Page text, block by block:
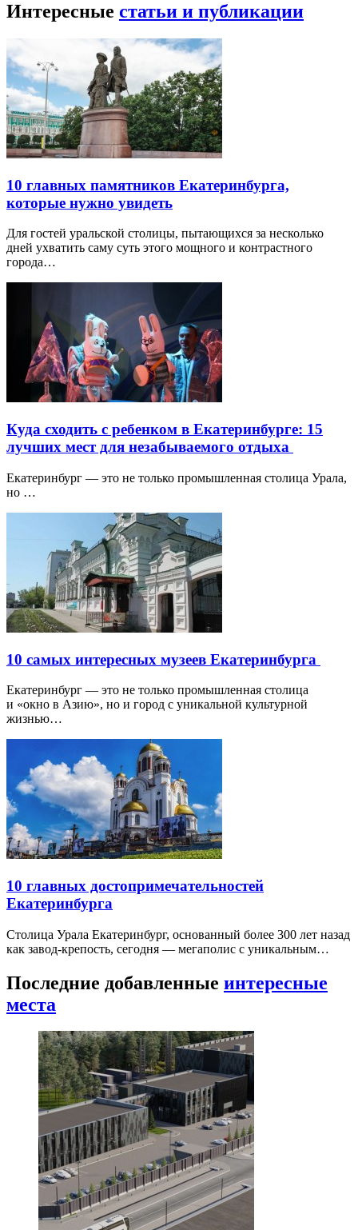
Интересные статьи и публикации
10 главных памятников Екатеринбурга,
которые нужно увидеть
Для гостей уральской столицы, пытающихся за несколько
дней ухватить саму суть этого мощного и контрастного
города…
Куда сходить с ребенком в Екатеринбурге: 15
лучших мест для незабываемого отдыха
Екатеринбург — это не только промышленная столица Урала,
но …
10 самых интересных музеев Екатеринбурга
Екатеринбург — это не только промышленная столица
и «окно в Азию», но и город с уникальной культурной
жизнью…
10 главных достопримечательностей
Екатеринбурга
Столица Урала Екатеринбург, основанный более 300 лет назад
как завод-крепость, сегодня — мегаполис с уникальным…
Последние добавленные интересные
места